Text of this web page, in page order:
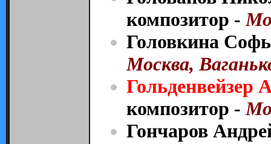
композитор -
Головкина
Москва,
Гольденвейзер
композитор -
Гончаров